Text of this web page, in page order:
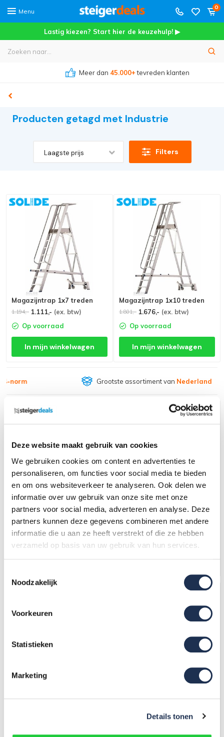
Deze website maakt gebruik van cookies
We gebruiken cookies om content en advertenties te
personaliseren, om functies voor social media te bieden
en om ons websiteverkeer te analyseren. Ook delen we
informatie over uw gebruik van onze site met onze
partners voor social media, adverteren en analyse. Deze
partners kunnen deze gegevens combineren met andere
informatie die u aan ze heeft verstrekt of die ze hebben
verzameld op basis van uw gebruik van hun services.
Noodzakelijk
Voorkeuren
Statistieken
Marketing
Details tonen
Menu
0
Lastig kiezen? Start hier de keuzehulp! ▶
Meer dan45.000+tevreden klanten
Producten getagd met Industrie
Laagste prijs Filters
Magazijntrap 1x7 treden
1.194,- 1.111,- (ex. btw)
Op voorraad
In mijn winkelwagen
Magazijntrap 1x10 treden
1.801,- 1.676,- (ex. btw)
Op voorraad
In mijn winkelwagen
Grootste assortiment vanNederland
Rolsteiger Original 90x190
6,2m werkhoogte
1.858,- 1.738,-(ex. btw)
Rolsteiger Original 90x190
8,2m werkhoogte
2.346,- 2.215,-(ex. btw)
12,2m werkhoogte carbon
12,2m werkhoogte carbon
4.885,-(ex. btw)